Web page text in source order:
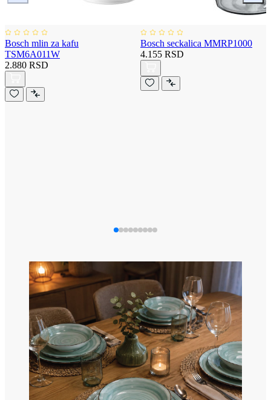
Bosch mlin za kafu
TSM6A011W
2.880 RSD
Bosch seckalica MMRP1000
4.155 RSD